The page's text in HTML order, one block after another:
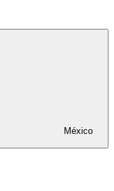
México